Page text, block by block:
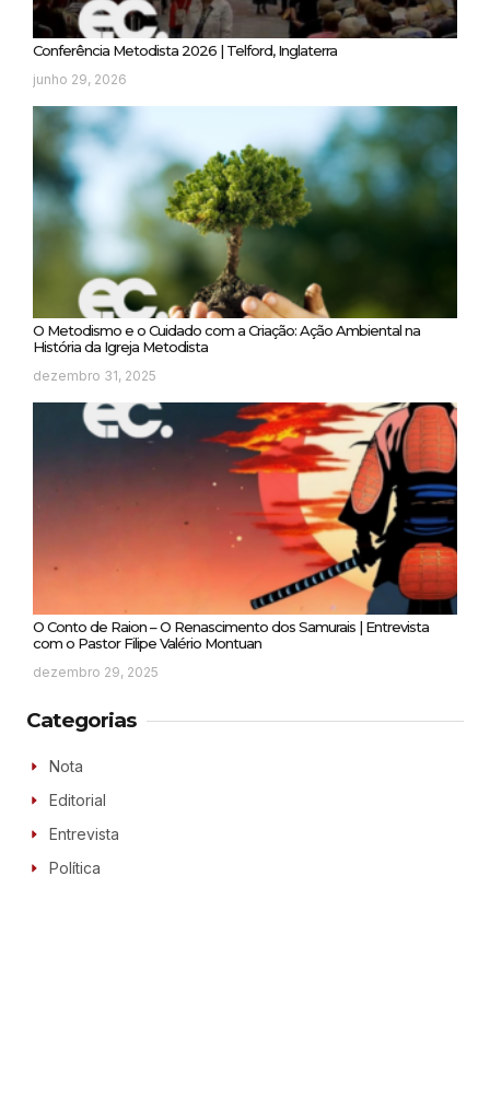
Conferência Metodista 2026 | Telford, Inglaterra
junho 29, 2026
O Metodismo e o Cuidado com a Criação: Ação Ambiental na
História da Igreja Metodista
dezembro 31, 2025
O Conto de Raion – O Renascimento dos Samurais | Entrevista
com o Pastor Filipe Valério Montuan
dezembro 29, 2025
Categorias
Nota
Editorial
Entrevista
Política